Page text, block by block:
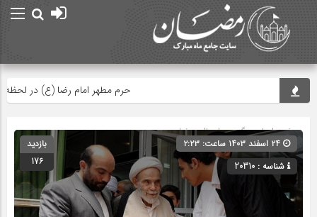
حرم مطهر امام رضا (ع) در لحظه
صفحه اصلی» گروه »اعمال رمضان
شناسه : 20310
بازدید
176